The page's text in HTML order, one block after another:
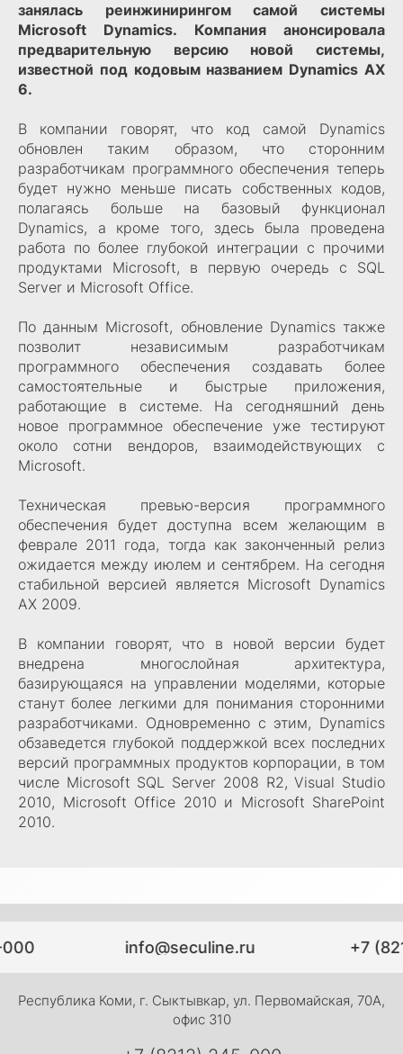
занялась реинжинирингом самой системы
Microsoft Dynamics. Компания анонсировала
предварительную версию новой системы,
известной под кодовым названием Dynamics AX
6.
В компании говорят, что код самой Dynamics
обновлен таким образом, что сторонним
разработчикам программного обеспечения теперь
будет нужно меньше писать собственных кодов,
полагаясь больше на базовый функционал
Dynamics, а кроме того, здесь была проведена
работа по более глубокой интеграции с прочими
продуктами Microsoft, в первую очередь с SQL
Server и Microsoft Office.
По данным Microsoft, обновление Dynamics также
позволит независимым разработчикам
программного обеспечения создавать более
самостоятельные и быстрые приложения,
работающие в системе. На сегодняшний день
новое программное обеспечение уже тестируют
около сотни вендоров, взаимодействующих с
Microsoft.
Техническая превью-версия программного
обеспечения будет доступна всем желающим в
феврале 2011 года, тогда как законченный релиз
ожидается между июлем и сентябрем. На сегодня
стабильной версией является Microsoft Dynamics
AX 2009.
В компании говорят, что в новой версии будет
внедрена многослойная архитектура,
базирующаяся на управлении моделями, которые
станут более легкими для понимания сторонними
разработчиками. Одновременно с этим, Dynamics
обзаведется глубокой поддержкой всех последних
версий программных продуктов корпорации, в том
числе Microsoft SQL Server 2008 R2, Visual Studio
2010, Microsoft Office 2010 и Microsoft SharePoint
2010.
info@seculine.ru +7
Республика Коми, г. Сыктывкар, ул. Первомайская, 70А,
офис 310